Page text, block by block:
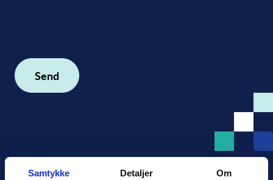
Samtykke Detaljer Om